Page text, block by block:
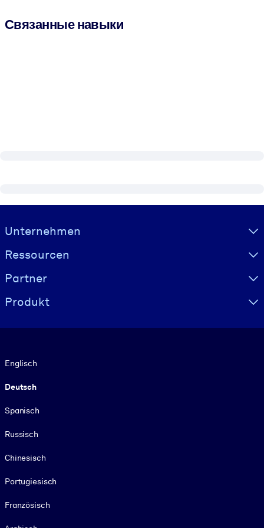
Связанные навыки
Visually hidden Text
Unternehmen
Ressourcen
Partner
Produkt
Englisch
Deutsch
Spanisch
Russisch
Chinesisch
Portugiesisch
Französisch